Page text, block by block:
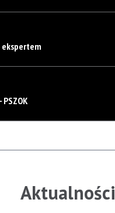
Aktualności